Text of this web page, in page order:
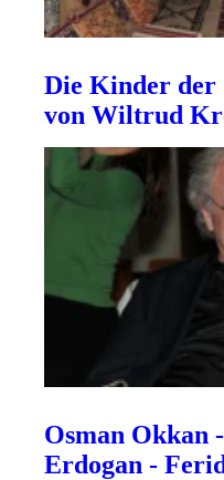
Die Kinder der
von Wiltrud
Osman Okkan
Erdogan -